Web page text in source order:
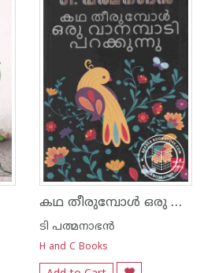
കഥ തീരുമ്പോള്‍ ഒരു വാനമ്പാടി പറക്കുന്നു
ടി പത്മനാഭന്‍
H and C Books